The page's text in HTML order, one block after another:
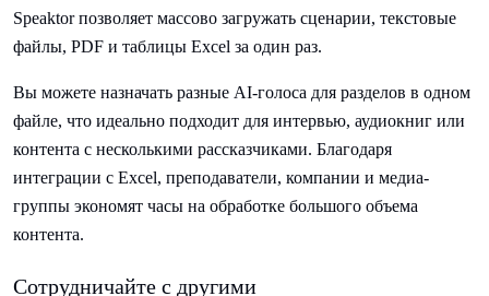
Speaktor позволяет массово загружать сценарии, текстовые
файлы, PDF и таблицы Excel за один раз.
Вы можете назначать разные AI-голоса для разделов в одном
файле, что идеально подходит для интервью, аудиокниг или
контента с несколькими рассказчиками. Благодаря
интеграции с Excel, преподаватели, компании и медиа-
группы экономят часы на обработке большого объема
контента.
Сотрудничайте с другими